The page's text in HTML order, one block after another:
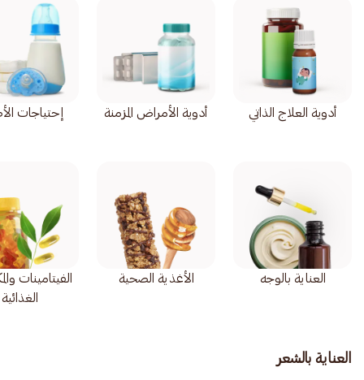
أدوية العلاج الذاتي أدوية الأمراض المزمنة إحتياجات
العناية بالوجه الأغذية الصحية
الفيتامينات
الغذائية
العناية بالشعر